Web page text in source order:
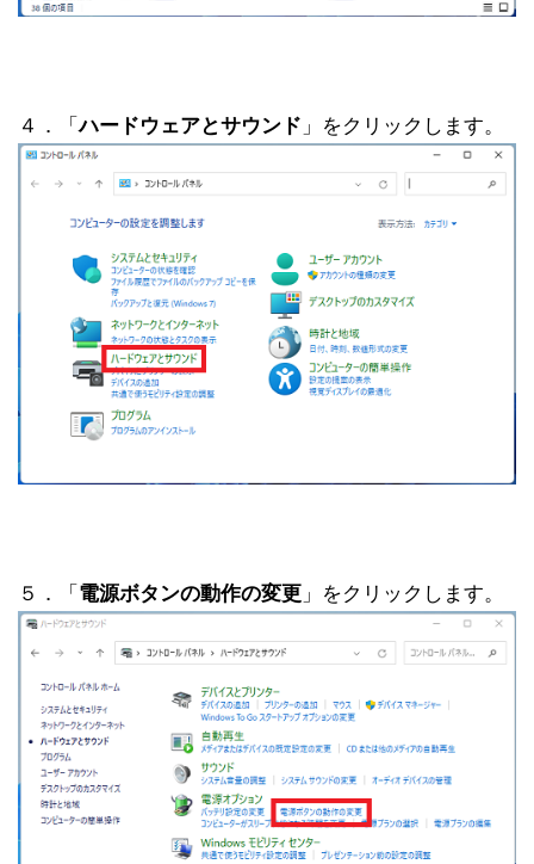
４．「ハードウェアとサウンド 」をクリックします。
５．「 電源ボタンの動作の変更 」をクリックします。